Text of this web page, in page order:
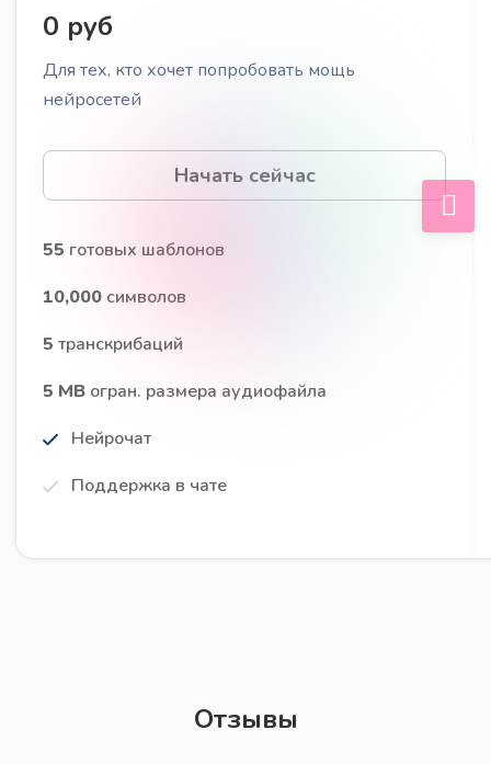
0 руб
Для тех, кто хочет попробовать мощь
нейросетей
Начать сейчас
55 готовых шаблонов
10,000 символов
5 транскрибаций
5 MB огран. размера аудиофайла
Нейрочат
Поддержка в чате
Отзывы